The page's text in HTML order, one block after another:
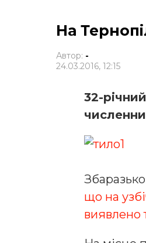
На
Автор: -
24.03.2016, 12:15
32-
що на
виявлено